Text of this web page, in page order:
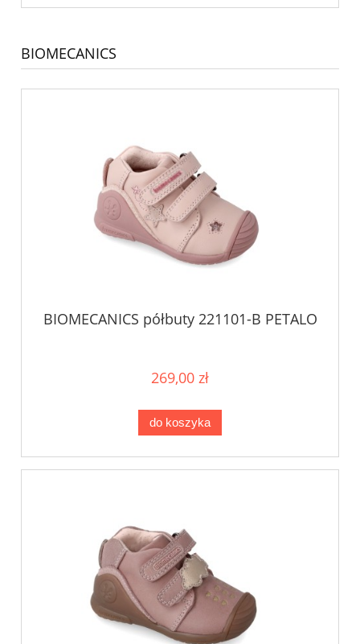
BIOMECANICS
BIOMECANICS półbuty 221101-B PETALO
269,00 zł
do koszyka